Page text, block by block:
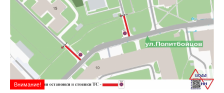
Внимание!